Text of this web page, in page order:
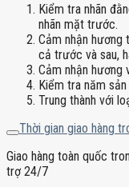
Kiểm tra nhãn
nhãn mặt trước.
Cảm nhận hương
cả trước và sau,
Cảm nhận hương
Kiểm tra năm sản
Trung thành với
Thời gian giao hàng
Giao hàng toàn quốc
trợ 24/7